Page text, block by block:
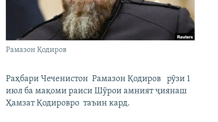
ГУЗОРИШҲОИ РАДИОӢ
Ҳамаи сомонаҳои RFE/RL
Рамазон Қодиров
Раҳбари Чеченистон Рамазон Қодиров рӯзи 1
июл ба мақоми раиси Шӯрои амният ҷиянаш
Ҳамзат Қодировро таъин кард.